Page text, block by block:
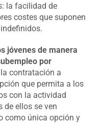
la facilidad de
costes que suponen
jóvenes de manera
por
contratación a
que permita a los
con la actividad
de ellos se ven
como única opción y